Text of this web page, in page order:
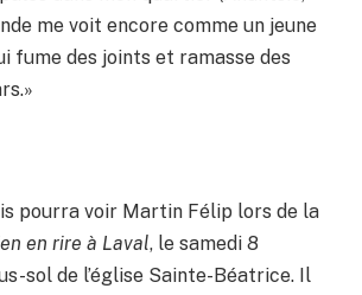
me voit encore comme un jeune
fume des joints et ramasse des
pourra voir Martin Félip lors de la
en rire à Laval, le samedi 8
sol de l’église Sainte-Béatrice. Il